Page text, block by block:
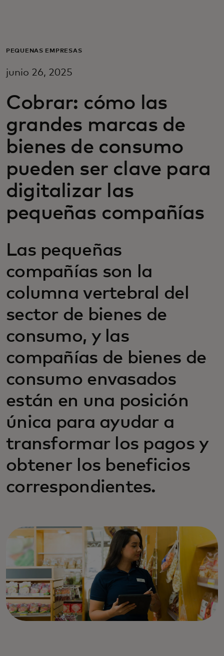
Para empresas
Para innovadores
Noticias y tendencias
PEQUEÑAS EMPRESAS
junio 26, 2025
Cobrar: cómo las
grandes marcas de
bienes de consumo
pueden ser clave para
digitalizar las
pequeñas compañías
Las pequeñas
compañías son la
columna vertebral del
sector de bienes de
consumo, y las
compañías de bienes de
consumo envasados
están en una posición
única para ayudar a
transformar los pagos y
obtener los beneficios
correspondientes.